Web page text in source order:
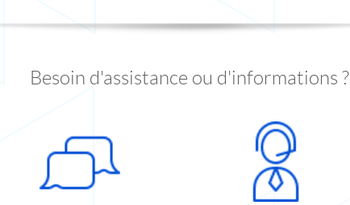
Besoin d'assistance ou d'informations ?